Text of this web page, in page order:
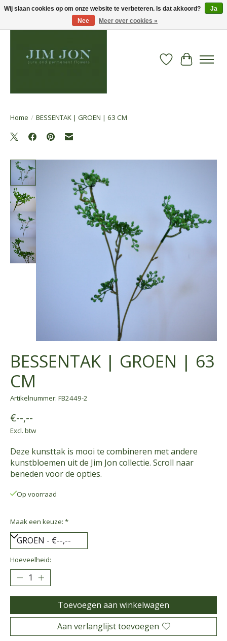
Verlanglijst
Home / BESSENTAK | GROEN | 63 CM
BESSENTAK | GROEN | 63
CM
Artikelnummer: FB2449-2
€--,--
Excl. btw
Deze kunsttak is mooi te combineren met andere
kunstbloemen uit de Jim Jon collectie. Scroll naar
beneden voor de opties.
Op voorraad
Maak een keuze: *
Hoeveelheid:
Toevoegen aan winkelwagen
Aan verlanglijst toevoegen
Wij slaan cookies op om onze website te verbeteren. Is dat akkoord?
Ja
Nee
Meer over cookies »